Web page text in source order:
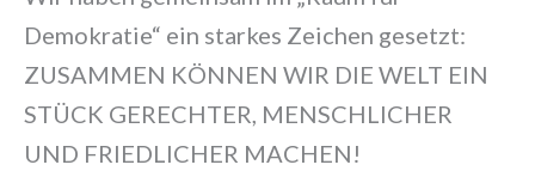
Demokratie“ ein starkes Zeichen gesetzt:
ZUSAMMEN KÖNNEN WIR DIE WELT EIN
STÜCK GERECHTER, MENSCHLICHER
UND FRIEDLICHER MACHEN!